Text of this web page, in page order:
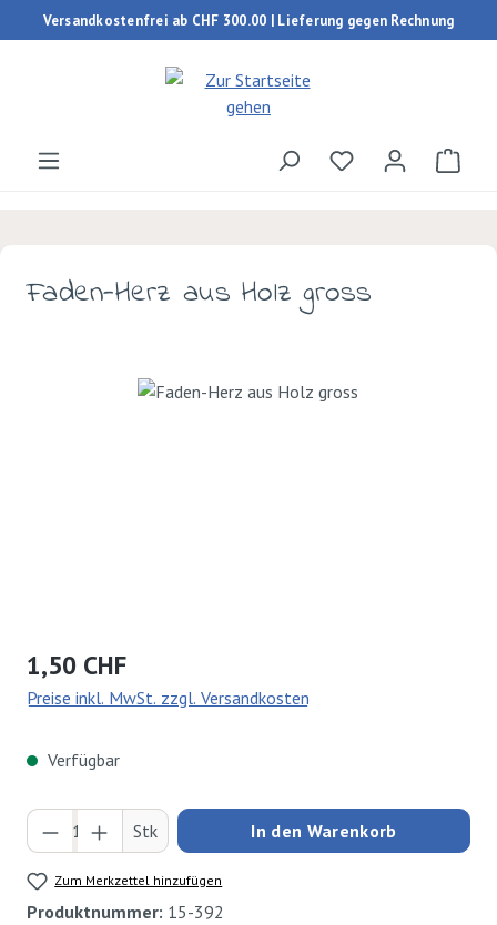
Zum Hauptinhalt springen
Versandkostenfrei ab CHF 300.00 | Lieferung gegen Rechnung
Du hast 0
Faden-Herz aus Holz gross
Bildergalerie überspringen
Regulärer Preis:
1,50 CHF
Preise inkl. MwSt. zzgl. Versandkosten
Verfügbar
Produkt Anzahl: Gib den gewünschten Wert
Stk In den Warenkorb
Zum Merkzettel hinzufügen
Produktnummer: 15-392